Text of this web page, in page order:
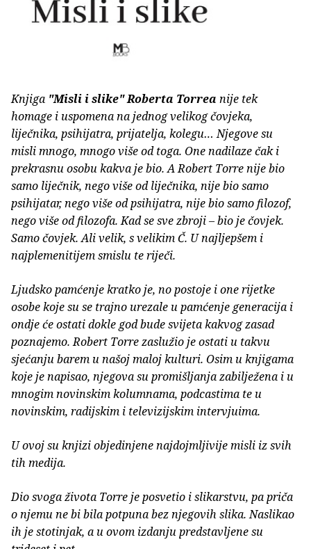
Knjiga "Misli i slike"Roberta Torrea nije tek
homage i uspomena na jednog velikog čovjeka,
liječnika, psihijatra, prijatelja, kolegu… Njegove su
misli mnogo, mnogo više od toga. One nadilaze čak i
prekrasnu osobu kakva je bio. A Robert Torre nije bio
samo liječnik, nego više od liječnika, nije bio samo
psihijatar, nego više od psihijatra, nije bio samo filozof,
nego više od filozofa. Kad se sve zbroji – bio je čovjek.
Samo čovjek. Ali velik, s velikim Č. U najljepšem i
najplemenitijem smislu te riječi.
Ljudsko pamćenje kratko je, no postoje i one rijetke
osobe koje su se trajno urezale u pamćenje generacija i
ondje će ostati dokle god bude svijeta kakvog zasad
poznajemo. Robert Torre zaslužio je ostati u takvu
sjećanju barem u našoj maloj kulturi. Osim u knjigama
koje je napisao, njegova su promišljanja zabilježena i u
mnogim novinskim kolumnama, podcastima te u
novinskim, radijskim i televizijskim intervjuima.
U ovoj su knjizi objedinjene najdojmljivije misli iz svih
tih medija.
Dio svoga života Torre je posvetio i slikarstvu, pa priča
o njemu ne bi bila potpuna bez njegovih slika. Naslikao
ih je stotinjak, a u ovom izdanju predstavljene su